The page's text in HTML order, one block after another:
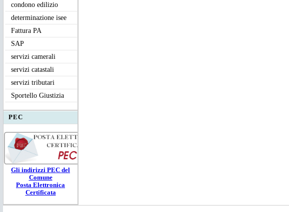
condono edilizio
determinazione isee
Fattura PA
SAP
servizi camerali
servizi catastali
servizi tributari
Sportello Giustizia
PEC
Gli indirizzi PEC del
Comune
Posta Elettronica
Certificata